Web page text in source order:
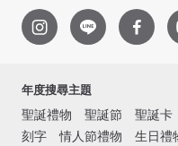
年度搜尋主題
聖誕禮物 聖誕節 聖誕卡
刻字
情人節禮物 生日禮